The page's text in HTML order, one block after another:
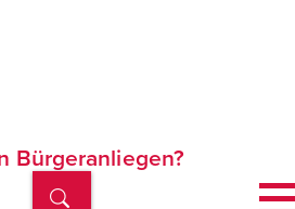
Bürgeranliegen?